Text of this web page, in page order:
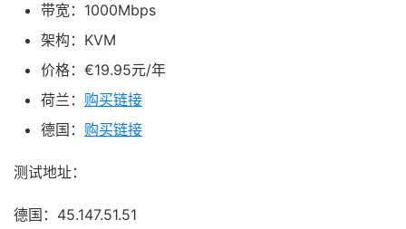
带宽：1000Mbps
架构：KVM
价格：€19.95元/年
荷兰： 购买链接
德国： 购买链接
测试地址：
德国：45.147.51.51